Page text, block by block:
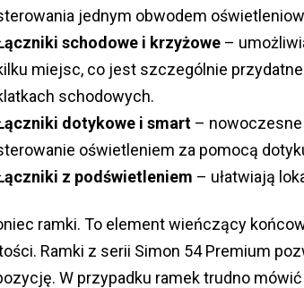
jednym obwodem
schodowe i krzyżowe –
miejsc, co jest szczególnie
schodowych.
dotykowe i smart –
oświetleniem za pomocą
z podświetleniem – ułatwiają
ramki. To element wieńczący
Ramki z serii Simon 54 Premium
W przypadku ramek trudno